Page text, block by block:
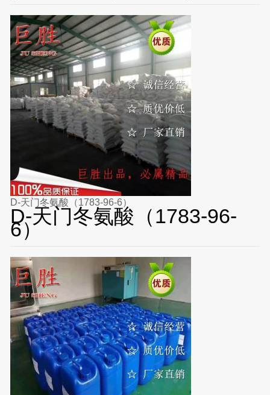
D-天门冬氨酸（1783-96-6）
D-天门冬氨酸（1783-96-
6）